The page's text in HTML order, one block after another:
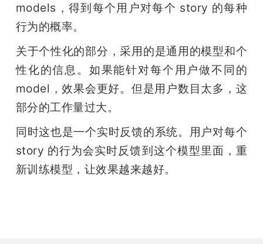
models，得到每个用户对每个 story 的每种
行为的概率。
关于个性化的部分，采用的是通用的模型和个
性化的信息。如果能针对每个用户做不同的
model，效果会更好。但是用户数目太多，这
部分的工作量过大。
同时这也是一个实时反馈的系统。用户对每个
story 的行为会实时反馈到这个模型里面，重
新训练模型，让效果越来越好。